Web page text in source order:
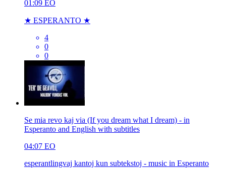
01:09 EO
★ ESPERANTO ★
4
0
0
Se mia revo kaj via (If you dream what I dream) - in
Esperanto and English with subtitles
04:07 EO
esperantlingvaj kantoj kun subtekstoj - music in Esperanto